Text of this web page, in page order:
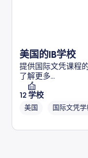
美国的IB学校
提供国际文凭课程
了解更多...
12 学校
美国 国际文凭学